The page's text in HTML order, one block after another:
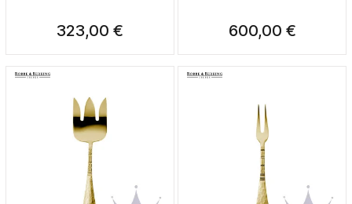
323,00 € 600,00 €